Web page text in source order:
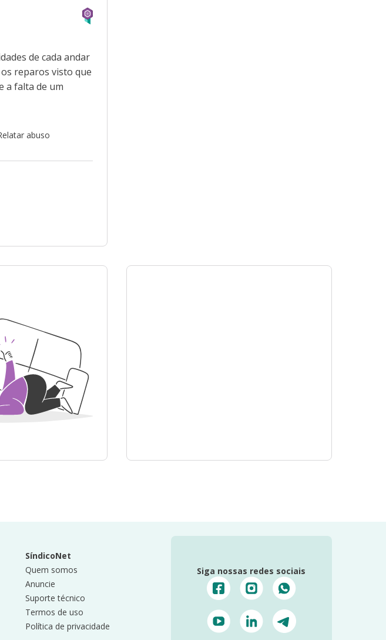
de cada andar
reparos visto que
a falta de um
abuso
SíndicoNet
Quem somos
Anuncie
Suporte técnico
Termos de uso
Política de privacidade
Siga nossas redes sociais